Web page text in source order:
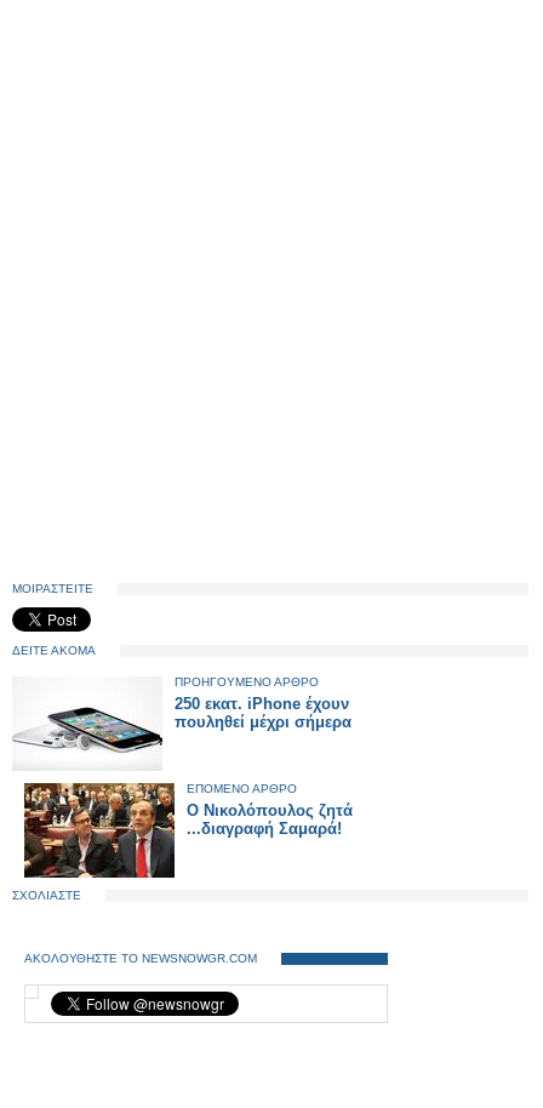
ΜΟΙΡΑΣΤΕΙΤΕ
ΔΕΙΤΕ ΑΚΟΜΑ
ΠΡΟΗΓΟΥΜΕΝΟ ΑΡΘΡΟ
250 εκατ. iPhone έχουν
πουληθεί μέχρι σήμερα
ΕΠΟΜΕΝΟ ΑΡΘΡΟ
Ο Νικολόπουλος ζητά
...διαγραφή Σαμαρά!
ΣΧΟΛΙΑΣΤΕ
ΑΚΟΛΟΥΘΗΣΤΕ ΤΟ NEWSNOWGR.COM